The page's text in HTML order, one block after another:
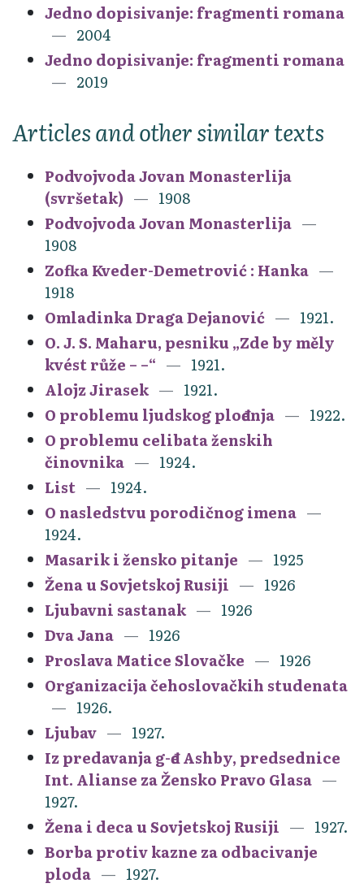
Jedno dopisivanje: fragmenti romana
2004
Jedno dopisivanje: fragmenti romana
2019
Articles and other similar texts
Podvojvoda Jovan Monasterlija
(svršetak)
1908
Podvojvoda Jovan Monasterlija
1908
Zofka Kveder-Demetrović : Hanka
1918
Omladinka Draga Dejanović
1921.
O. J. S. Maharu, pesniku „Zde by měly
kvést růže – –“
1921.
Alojz Jirasek
1921.
O problemu ljudskog plođenja
1922.
O problemu celibata ženskih
činovnika
1924.
List
1924.
O nasledstvu porodičnog imena
1924.
Masarik i žensko pitanje
1925
Žena u Sovjetskoj Rusiji
1926
Ljubavni sastanak
1926
Dva Jana
1926
Proslava Matice Slovačke
1926
Organizacija čehoslovačkih studenata
1926.
Ljubav
1927.
Iz predavanja g-đe Ashby, predsednice
Int. Alianse za Žensko Pravo Glasa
1927.
Žena i deca u Sovjetskoj Rusiji
1927.
Borba protiv kazne za odbacivanje
ploda
1927.